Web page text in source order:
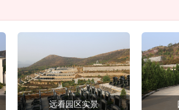
远看园区实景